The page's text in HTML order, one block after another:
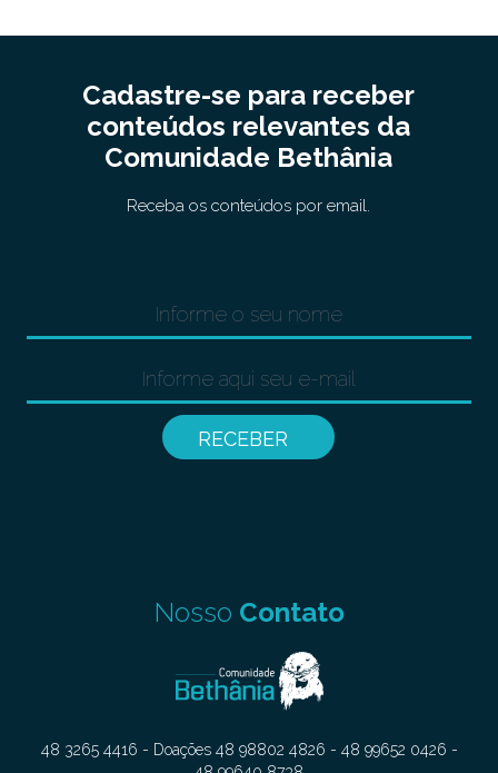
Cadastre-se para receber
conteúdos relevantes da
Comunidade Bethânia
Receba os conteúdos por email.
Nosso Contato
48 3265 4416 - Doações 48 98802 4826 - 48 99652 0426 -